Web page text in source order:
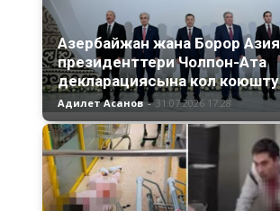
Азербайжан жана Борор Азия
президенттери Чолпон-Ата
декларациясына кол коюшту
Адилет Асанов - 31.07.2026 17:28